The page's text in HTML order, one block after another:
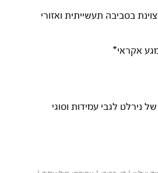
בסביבה תעשייתית ואזורי
אקראי*
נירלט לגבי עמידות וסוגי